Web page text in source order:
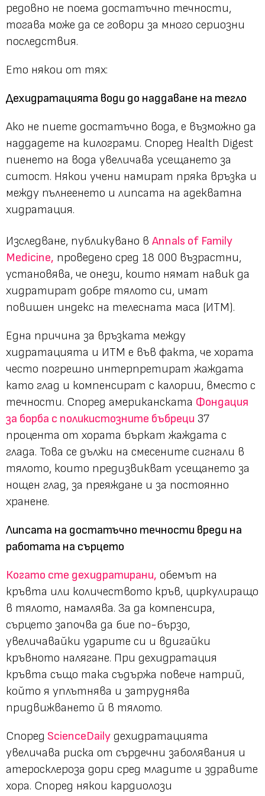
редовно не поема достатъчно течности,
тогава може да се говори за много сериозни
последствия.
Ето някои от тях:
Дехидратацията води до наддаване на тегло
Ако не пиете достатъчно вода, е възможно да
наддадете на килограми. Според Health Digest
пиенето на вода увеличава усещането за
ситост. Някои учени намират пряка връзка и
между пълнеенето и липсата на адекватна
хидратация.
Изследване, публикувано в Annals of Family
Medicinе, проведено сред 18 000 възрастни,
установява, че онези, които нямат навик да
хидратират добре тялото си, имат
повишен индекс на телесната маса (ИТМ).
Една причина за връзката между
хидратацията и ИТМ е във факта, че хората
често погрешно интерпретират жаждата
като глад и компенсират с калории, вместо с
течности. Според американската Фондация
за борба с поликистозните бъбреци 37
процента от хората бъркат жаждата с
глада. Това се дължи на смесените сигнали в
тялото, които предизвикват усещането за
нощен глад, за преяждане и за постоянно
хранене.
Липсата на достатъчно течности вреди на
работата на сърцето
Когато сте дехидратирани, обемът на
кръвта или количеството кръв, циркулиращо
в тялото, намалява. За да компенсира,
сърцето започва да бие по-бързо,
увеличавайки ударите си и вдигайки
кръвното налягане. При дехидратация
кръвта също така съдържа повече натрий,
който я уплътнява и затруднява
придвижването й в тялото.
Според ScienceDaily дехидратацията
увеличава риска от сърдечни заболявания и
атеросклероза дори сред младите и здравите
хора. Според някои кардиолози